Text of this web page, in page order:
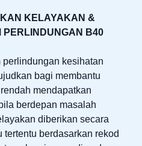
KELAYAKAN &
PERLINDUNGAN B40
kesihatan
bagi membantu
mendapatkan
berdepan masalah
diberikan secara
berdasarkan rekod